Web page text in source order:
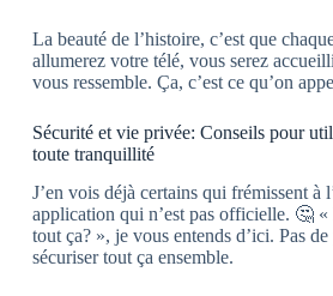
La beauté de l’histoire, c’est que
allumerez votre télé, vous serez
vous ressemble. Ça, c’est ce qu’on
Sécurité et vie privée: Conseils pour
toute tranquillité
J’en vois déjà certains qui frémissent à
application qui n’est pas officielle. 🤔 «
tout ça? », je vous entends d’ici. Pas
sécuriser tout ça ensemble.